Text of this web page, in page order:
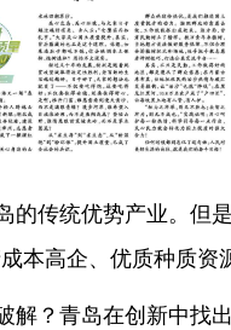
的传统优势产业。但
本高企、优质种质资
解？青岛在创新中找